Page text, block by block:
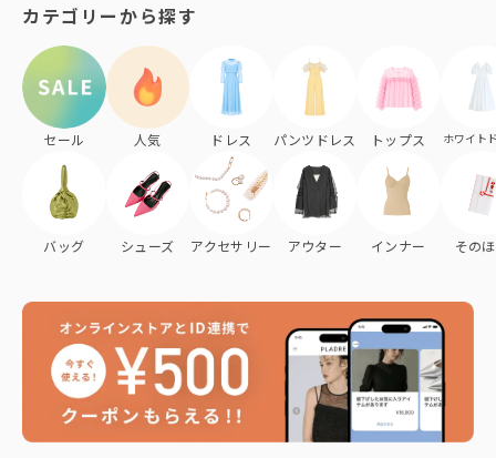
長時間立っても痛くない、4cmヒー
ルストラップパンプス
カテゴリーから探す
セール 人気 ドレス パンツドレス トップス ホワイト
バッグ シューズ アクセサリー アウター インナー その